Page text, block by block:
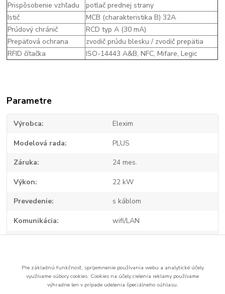
Prispôsobenie vzhľadu
potlač prednej strany
Istič
MCB (charakteristika B) 32A
Prúdový chránič
RCD typ A (30 mA)
Prepäťová ochrana
zvodič prúdu blesku / zvodič prepätia
RFID čítačka
ISO-14443 A&B, NFC, Mifare, Legic
Parametre
Výrobca Elexim
Modelová rada PLUS
Záruka 24 mes.
Výkon 22 kW
Prevedenie s káblom
Komunikácia wifi/LAN
Tovar zaradený v kategóriách
Pre základnú funkčnosť, spríjemnenie používania webu a analytické účely
využívame súbory cookies. Cookies na účely cielenia reklamy používame
výhradne len v prípade udelenia špeciálneho súhlasu.